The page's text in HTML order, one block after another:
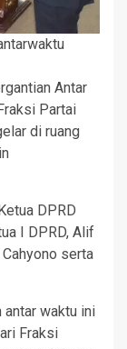
Antar
Partai
di ruang
DPRD
I DPRD, Alif
serta
antar waktu ini
Fraksi